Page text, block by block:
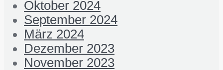
Oktober 2024
September 2024
März 2024
Dezember 2023
November 2023